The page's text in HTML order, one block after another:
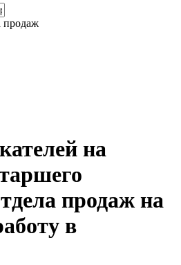
продаж
на
продаж на
в